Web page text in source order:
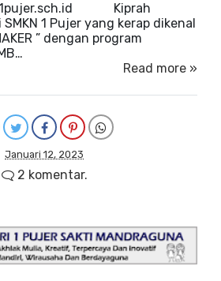
Kiprah
1 Pujer yang kerap dikenal
” dengan program
Read more »
Januari 12, 2023
2 komentar.